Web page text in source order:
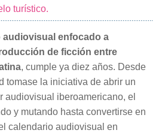
turístico.
audiovisual enfocado a
de ficción entre
, cumple ya diez años. Desde
tomase la iniciativa de abrir un
audiovisual iberoamericano, el
y mutando hasta convertirse en
calendario audiovisual en